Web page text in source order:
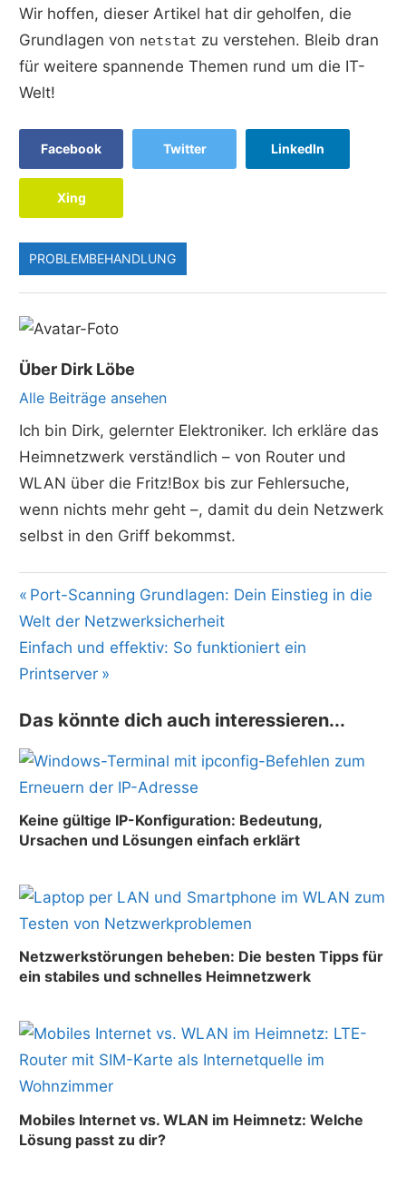
Wir hoffen, dieser Artikel hat dir geholfen, die
Grundlagen von netstat zu verstehen. Bleib dran
für weitere spannende Themen rund um die IT-
Welt!
Facebook Twitter LinkedIn
Xing
PROBLEMBEHANDLUNG
Über Dirk Löbe
Alle Beiträge ansehen
Ich bin Dirk, gelernter Elektroniker. Ich erkläre das
Heimnetzwerk verständlich – von Router und
WLAN über die Fritz!Box bis zur Fehlersuche,
wenn nichts mehr geht –, damit du dein Netzwerk
selbst in den Griff bekommst.
Beitragsnavigation
Vorheriger
Beitrag:
Port-Scanning Grundlagen: Dein Einstieg in die
Welt der Netzwerksicherheit
Nächster
Beitrag:
Einfach und effektiv: So funktioniert ein
Printserver
Das könnte dich auch interessieren...
Keine gültige IP-Konfiguration: Bedeutung,
Ursachen und Lösungen einfach erklärt
Netzwerkstörungen beheben: Die besten Tipps für
ein stabiles und schnelles Heimnetzwerk
Mobiles Internet vs. WLAN im Heimnetz: Welche
Lösung passt zu dir?